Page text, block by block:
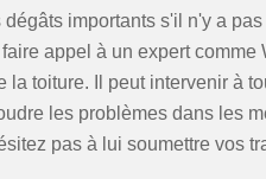
importants s'il n'y a
appel à un expert comme
toiture. Il peut intervenir à
les problèmes dans les
pas à lui soumettre vos